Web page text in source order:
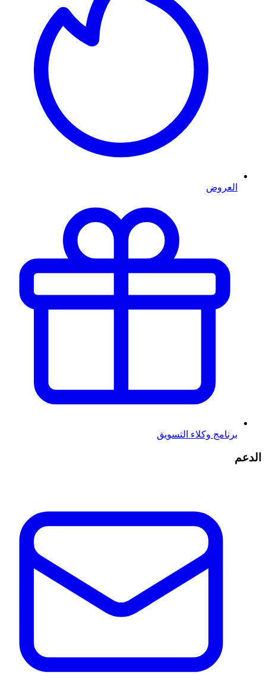
العروض
برنامج وكلاء التسويق
الدعم